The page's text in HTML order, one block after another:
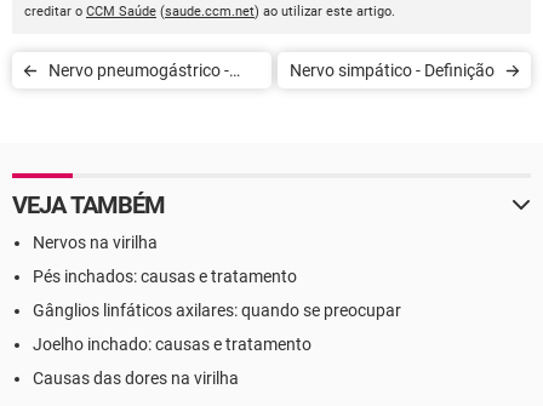
creditar o CCM Saúde (saude.ccm.net) ao utilizar este artigo.
Nervo pneumogástrico -
Nervo simpático - Definição
VEJA TAMBÉM
Nervos na virilha
Pés inchados: causas e tratamento
Gânglios linfáticos axilares: quando se preocupar
Joelho inchado: causas e tratamento
Causas das dores na virilha